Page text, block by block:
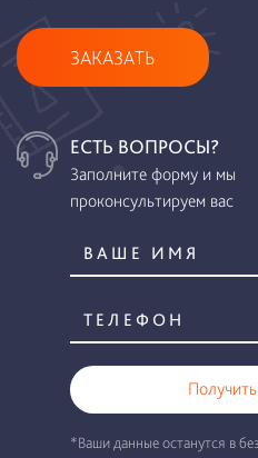
ЗАКАЗАТЬ
ЕСТЬ ВОПРОСЫ?
Заполните форму и мы
проконсультируем вас
*Ваши данные останутся в